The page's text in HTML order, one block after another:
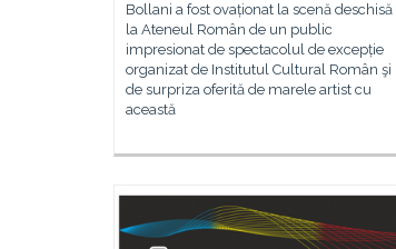
Bollani a fost ovaționat la scenă deschisă
la Ateneul Român de un public
impresionat de spectacolul de excepție
organizat de Institutul Cultural Român şi
de surpriza oferită de marele artist cu
această